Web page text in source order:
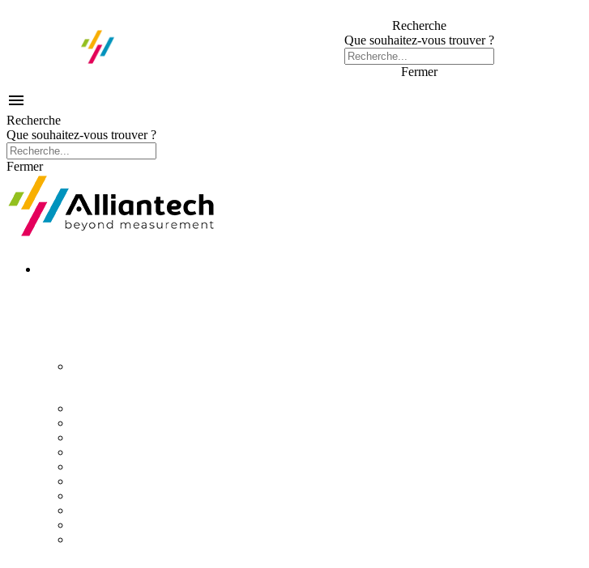
Recherche
Que souhaitez-vous trouver ?
Fermer

Recherche
Que souhaitez-vous trouver ?
Fermer